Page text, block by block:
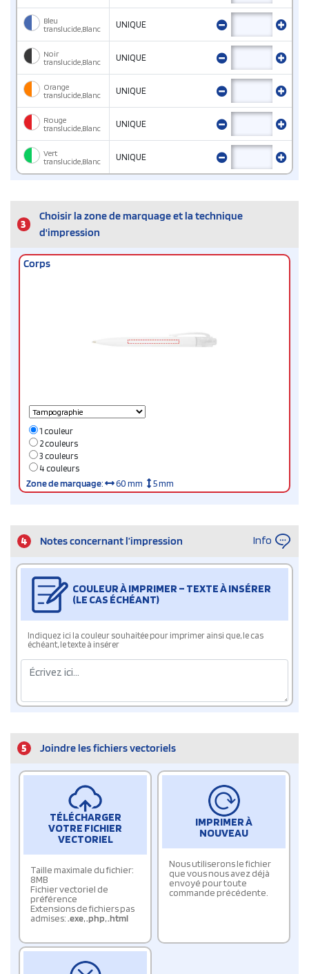
Bleu
translucide,Blanc
UNIQUE
Noir
translucide,Blanc
UNIQUE
Orange
translucide,Blanc
UNIQUE
Rouge
translucide,Blanc
UNIQUE
Vert
translucide,Blanc
UNIQUE
3
Choisir la zone de marquage et la technique
d'impression
Corps
1 couleur
2 couleurs
3 couleurs
4 couleurs
Zone de marquage: 60 mm 5 mm
4 Notes concernant l’impression Info
COULEUR À IMPRIMER – TEXTE À INSÉRER
(LE CAS ÉCHÉANT)
Indiquez ici la couleur souhaitée pour imprimer ainsi que, le cas
échéant, le texte à insérer
5 Joindre les fichiers vectoriels
TÉLÉCHARGER
VOTRE FICHIER
VECTORIEL
Taille maximale du fichier:
8MB
Fichier vectoriel de
préférence
Extensions de fichiers pas
admises:.exe,.php,.html
IMPRIMER À
NOUVEAU
Nous utiliserons le fichier
que vous nous avez déjà
envoyé pour toute
commande précédente.